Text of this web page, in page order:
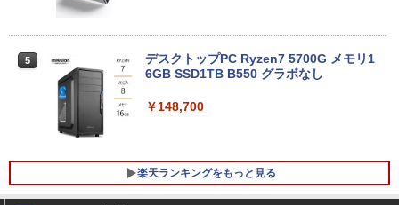
日保証 送料無料
￥29,980
高性能 AMD Ryzen 5-5650u/ 16GB/ 爆
速NVMe式256GB-SSD/ カメラ/ 無線Wi-
Fi6/ Office付き/ Win11【中古ノートパソ
5
デスクトップPC Ryzen7 5700G メモリ1
6GB SSD1TB B550 グラボなし
￥148,700
楽天ランキングをもっと見る